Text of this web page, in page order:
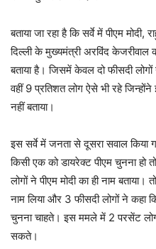
बताया जा रहा है कि सर्वे में पीएम
दिल्ली के मुख्यमंत्री अरविंद केजरीवाल
बताया है। जिसमें केवल दो फीसदी
वहीं 9 प्रतिशत लोग ऐसे भी रहे
नहीं बताया।
इस सर्वे में जनता से दूसरा सवाल किया
किसी एक को डायरेक्ट पीएम चुनना
लोगों ने पीएम मोदी का ही नाम बताया।
नाम लिया और 3 फीसदी लोगों ने कहा
चुनना चाहते। इस ममले में 2 परसेंट
सकते।